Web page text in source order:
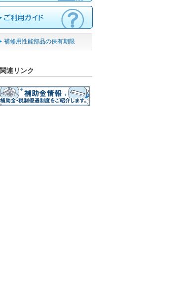
補修用性能部品の保有期限
関連リンク